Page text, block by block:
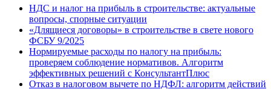
НДС и налог на прибыль в строительстве: актуальные
вопросы, спорные ситуации
«Длящиеся договоры» в строительстве в свете нового
ФСБУ 9/2025
Нормируемые расходы по налогу на прибыль:
проверяем соблюдение нормативов. Алгоритм
эффективных решений с КонсультантПлюс
Отказ в налоговом вычете по НДФЛ: алгоритм действий